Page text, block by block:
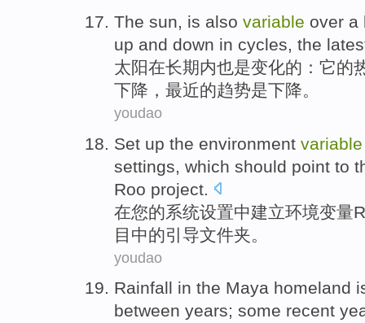
The sun, is also variable over a
up and down in cycles, the
太阳在长期内也是变化的： 它的
下降 ， 最近的趋势是下降。
youdao
Set up the environment variable
settings, which should point to
Roo project
在您的系统设置中建立环境变量
目 中的引导文件夹 。
youdao
Rainfall in the Maya homeland
between years; some recent